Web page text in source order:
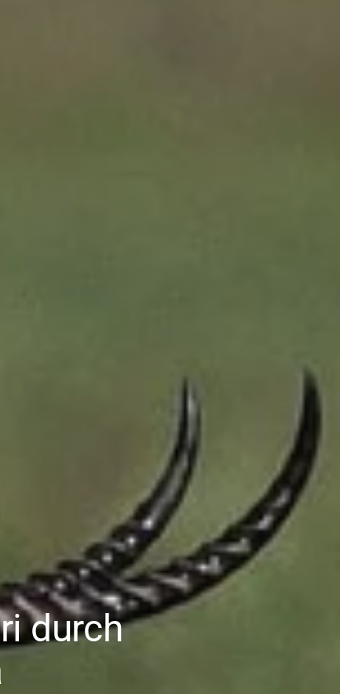
durch